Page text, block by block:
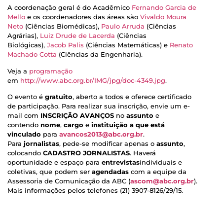
A coordenação geral é do Acadêmico Fernando Garcia de
Mello e os coordenadores das áreas são Vivaldo Moura
Neto (Ciências Biomédicas), Paulo Arruda (Ciências
Agrárias), Luiz Drude de Lacerda (Ciências
Biológicas), Jacob Palis (Ciências Matemáticas) e Renato
Machado Cotta (Ciências da Engenharia).
Veja a programação
em http://www.abc.org.br/IMG/jpg/doc-4349.jpg.
O evento é gratuito, aberto a todos e oferece certificado
de participação. Para realizar sua inscrição, envie um e-
mail com INSCRIÇÃO AVANÇOS no assunto e
contendo nome, cargo e instituição a que está
vinculado para avancos2013@abc.org.br.
Para jornalistas, pede-se modificar apenas o assunto,
colocando CADASTRO JORNALISTAS. Haverá
oportunidade e espaço para entrevistasindividuais e
coletivas, que podem ser agendadas com a equipe da
Assessoria de Comunicação da ABC (ascom@abc.org.br).
Mais informações pelos telefones (21) 3907-8126/29/15.